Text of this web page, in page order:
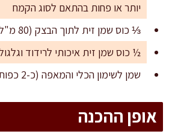
יותר או פחות בהתאם לסוג הקמח
⅓ כוס שמן זית לתוך הבצק (80 מ"ל)
½ כוס שמן זית איכותי לרידוד וגלגול
שמן לשימון הכלי והמאפה (כ-2 כפות)
אופן ההכנה